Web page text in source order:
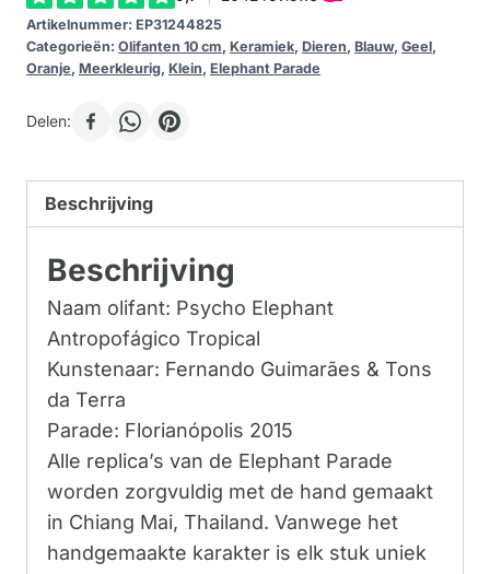
Artikelnummer: EP31244825
Categorieën: Olifanten 10 cm, Keramiek, Dieren, Blauw, Geel,
Oranje, Meerkleurig, Klein, Elephant Parade
Delen:
Beschrijving
Beschrijving
Naam olifant: Psycho Elephant
Antropofágico Tropical
Kunstenaar: Fernando Guimarães & Tons
da Terra
Parade: Florianópolis 2015
Alle replica’s van de Elephant Parade
worden zorgvuldig met de hand gemaakt
in Chiang Mai, Thailand. Vanwege het
handgemaakte karakter is elk stuk uniek